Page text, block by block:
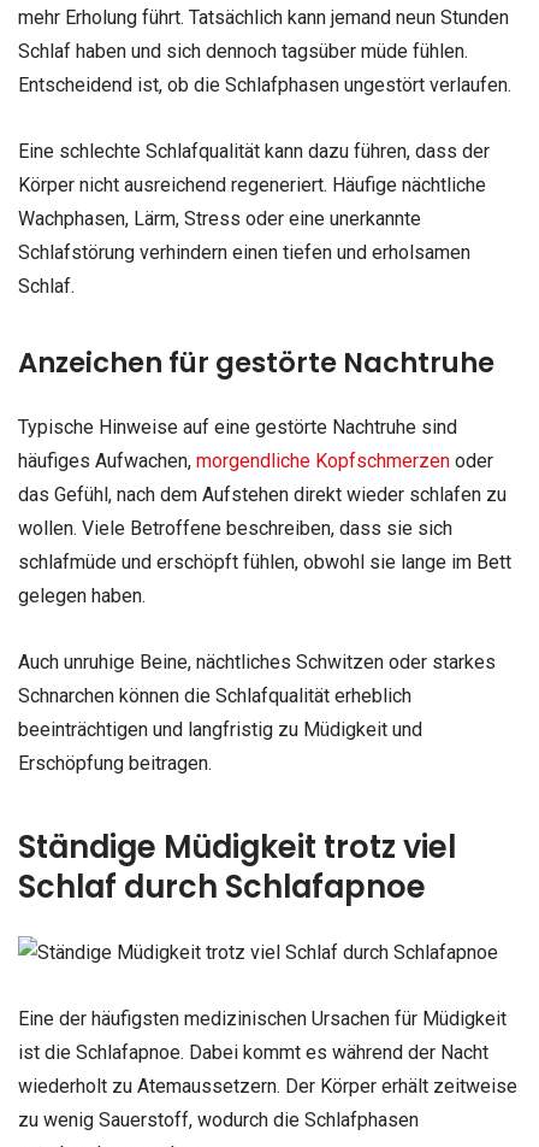
mehr Erholung führt. Tatsächlich kann jemand neun Stunden
Schlaf haben und sich dennoch tagsüber müde fühlen.
Entscheidend ist, ob die Schlafphasen ungestört verlaufen.
Eine schlechte Schlafqualität kann dazu führen, dass der
Körper nicht ausreichend regeneriert. Häufige nächtliche
Wachphasen, Lärm, Stress oder eine unerkannte
Schlafstörung verhindern einen tiefen und erholsamen
Schlaf.
Anzeichen für gestörte Nachtruhe
Typische Hinweise auf eine gestörte Nachtruhe sind
häufiges Aufwachen, morgendliche Kopfschmerzen oder
das Gefühl, nach dem Aufstehen direkt wieder schlafen zu
wollen. Viele Betroffene beschreiben, dass sie sich
schlafmüde und erschöpft fühlen, obwohl sie lange im Bett
gelegen haben.
Auch unruhige Beine, nächtliches Schwitzen oder starkes
Schnarchen können die Schlafqualität erheblich
beeinträchtigen und langfristig zu Müdigkeit und
Erschöpfung beitragen.
Ständige Müdigkeit trotz viel
Schlaf durch Schlafapnoe
Eine der häufigsten medizinischen Ursachen für Müdigkeit
ist die Schlafapnoe. Dabei kommt es während der Nacht
wiederholt zu Atemaussetzern. Der Körper erhält zeitweise
zu wenig Sauerstoff, wodurch die Schlafphasen